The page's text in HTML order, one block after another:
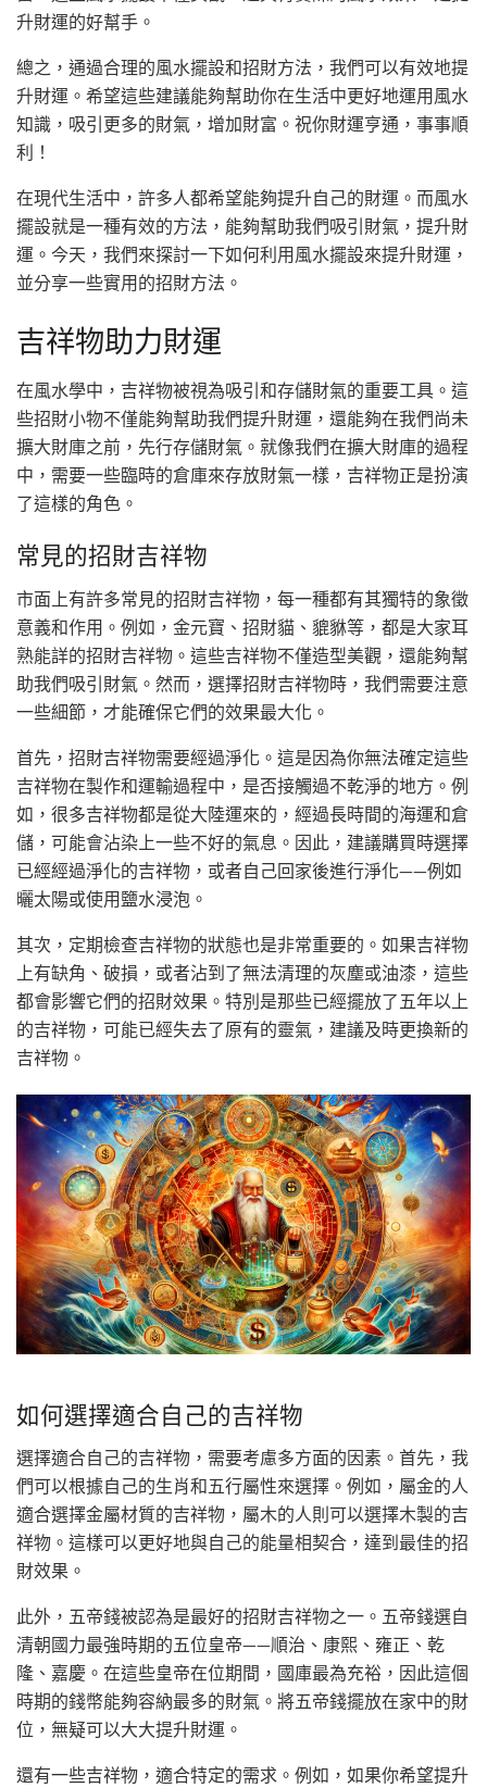
升財運的好幫手。
總之，通過合理的風水擺設和招財方法，我們可以有效地提
升財運。希望這些建議能夠幫助你在生活中更好地運用風水
知識，吸引更多的財氣，增加財富。祝你財運亨通，事事順
利！
在現代生活中，許多人都希望能夠提升自己的財運。而風水
擺設就是一種有效的方法，能夠幫助我們吸引財氣，提升財
運。今天，我們來探討一下如何利用風水擺設來提升財運，
並分享一些實用的招財方法。
吉祥物助力財運
在風水學中，吉祥物被視為吸引和存儲財氣的重要工具。這
些招財小物不僅能夠幫助我們提升財運，還能夠在我們尚未
擴大財庫之前，先行存儲財氣。就像我們在擴大財庫的過程
中，需要一些臨時的倉庫來存放財氣一樣，吉祥物正是扮演
了這樣的角色。
常見的招財吉祥物
市面上有許多常見的招財吉祥物，每一種都有其獨特的象徵
意義和作用。例如，金元寶、招財貓、貔貅等，都是大家耳
熟能詳的招財吉祥物。這些吉祥物不僅造型美觀，還能夠幫
助我們吸引財氣。然而，選擇招財吉祥物時，我們需要注意
一些細節，才能確保它們的效果最大化。
首先，招財吉祥物需要經過淨化。這是因為你無法確定這些
吉祥物在製作和運輸過程中，是否接觸過不乾淨的地方。例
如，很多吉祥物都是從大陸運來的，經過長時間的海運和倉
儲，可能會沾染上一些不好的氣息。因此，建議購買時選擇
已經經過淨化的吉祥物，或者自己回家後進行淨化——例如
曬太陽或使用鹽水浸泡。
其次，定期檢查吉祥物的狀態也是非常重要的。如果吉祥物
上有缺角、破損，或者沾到了無法清理的灰塵或油漆，這些
都會影響它們的招財效果。特別是那些已經擺放了五年以上
的吉祥物，可能已經失去了原有的靈氣，建議及時更換新的
吉祥物。
如何選擇適合自己的吉祥物
選擇適合自己的吉祥物，需要考慮多方面的因素。首先，我
們可以根據自己的生肖和五行屬性來選擇。例如，屬金的人
適合選擇金屬材質的吉祥物，屬木的人則可以選擇木製的吉
祥物。這樣可以更好地與自己的能量相契合，達到最佳的招
財效果。
此外，五帝錢被認為是最好的招財吉祥物之一。五帝錢選自
清朝國力最強時期的五位皇帝——順治、康熙、雍正、乾
隆、嘉慶。在這些皇帝在位期間，國庫最為充裕，因此這個
時期的錢幣能夠容納最多的財氣。將五帝錢擺放在家中的財
位，無疑可以大大提升財運。
還有一些吉祥物，適合特定的需求。例如，如果你希望提升